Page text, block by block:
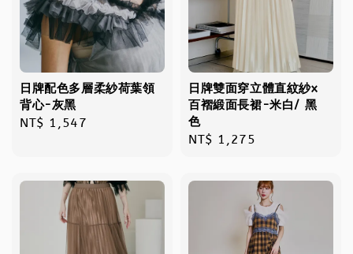
日牌配色多層柔紗荷葉領
背心-灰黑
Regular
NT$ 1,547
日牌雙面穿立體直紋紗x
百褶緞面長裙-米白/ 黑
色
Regular
NT$ 1,275